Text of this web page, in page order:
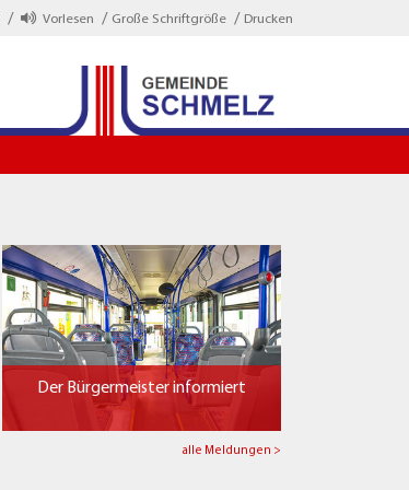
Vorlesen Große Schriftgröße Drucken
Der Bürgermeister informiert
alle Meldungen >